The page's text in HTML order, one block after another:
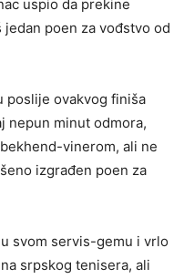
uspio da prekine
poen za vođstvo od
poslije ovakvog finiša
nepun minut odmora,
vinerom, ali ne
izgrađen poen za
svom servis-gemu i vrlo
srpskog tenisera, ali